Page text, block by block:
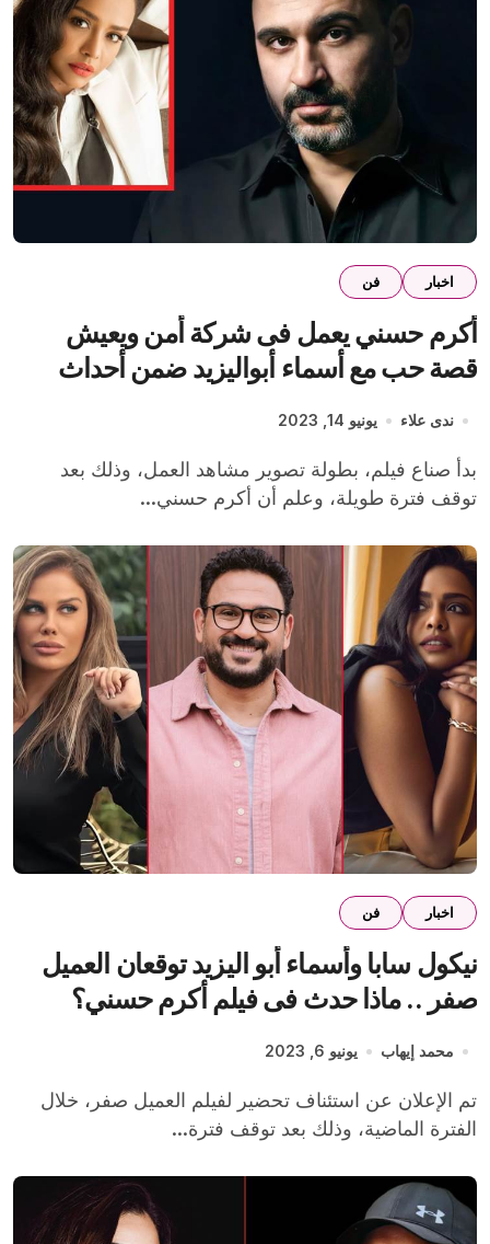
اخبار فن
أكرم حسني يعمل فى شركة أمن ويعيش
قصة حب مع أسماء أبواليزيد ضمن أحداث
ندى علاء يونيو 14, 2023
بدأ صناع فيلم، بطولة تصوير مشاهد العمل، وذلك بعد
توقف فترة طويلة، وعلم أن أكرم حسني...
اخبار فن
نيكول سابا وأسماء أبو اليزيد توقعان العميل
صفر .. ماذا حدث فى فيلم أكرم حسني؟
محمد إيهاب يونيو 6, 2023
تم الإعلان عن استئناف تحضير لفيلم العميل صفر، خلال
الفترة الماضية، وذلك بعد توقف فترة...